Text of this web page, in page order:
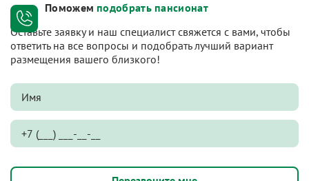
Поможем подобрать пансионат
Оставьте заявку и наш специалист свяжется с вами, чтобы
ответить на все вопросы и подобрать лучший вариант
размещения вашего близкого!